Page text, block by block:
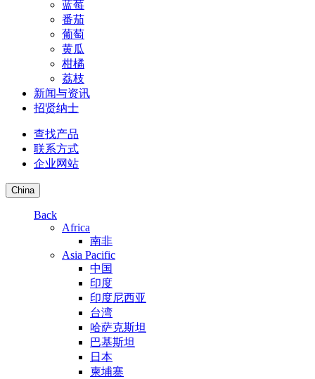
蓝莓
番茄
葡萄
黄瓜
柑橘
荔枝
新闻与资讯
招贤纳士
查找产品
联系方式
企业网站
China
Back
Africa
南非
Asia Pacific
中国
印度
印度尼西亚
台湾
哈萨克斯坦
巴基斯坦
日本
柬埔寨